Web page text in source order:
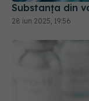
Substanța din
28 iun 2025, 19:56